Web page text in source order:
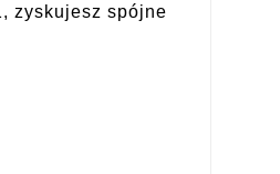
zyskujesz spójne